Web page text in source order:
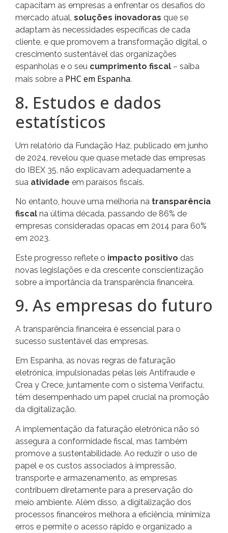
capacitam as empresas a enfrentar os desafios do
mercado atual, soluções inovadoras que se
adaptam às necessidades específicas de cada
cliente, e que promovem a transformação digital, o
crescimento sustentável das organizações
espanholas e o seu cumprimento fiscal – saiba
mais sobre a PHC em Espanha.
8. Estudos e dados
estatísticos
Um relatório da Fundação Haz, publicado em junho
de 2024, revelou que quase metade das empresas
do IBEX 35, não explicavam adequadamente a
sua atividade em paraísos fiscais.
No entanto, houve uma melhoria na transparência
fiscal na última década, passando de 86% de
empresas consideradas opacas em 2014 para 60%
em 2023.
Este progresso reflete o impacto positivo das
novas legislações e da crescente conscientização
sobre a importância da transparência financeira.
9. As empresas do futuro
A transparência financeira é essencial para o
sucesso sustentável das empresas.
Em Espanha, as novas regras de faturação
eletrónica, impulsionadas pelas leis Antifraude e
Crea y Crece, juntamente com o sistema Verifactu,
têm desempenhado um papel crucial na promoção
da digitalização.
A implementação da faturação eletrónica não só
assegura a conformidade fiscal, mas também
promove a sustentabilidade. Ao reduzir o uso de
papel e os custos associados à impressão,
transporte e armazenamento, as empresas
contribuem diretamente para a preservação do
meio ambiente. Além disso, a digitalização dos
processos financeiros melhora a eficiência, minimiza
erros e permite o acesso rápido e organizado a